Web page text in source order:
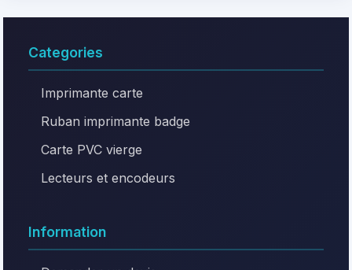
Categories
Imprimante carte
Ruban imprimante badge
Carte PVC vierge
Lecteurs et encodeurs
Information